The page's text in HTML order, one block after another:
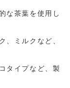
な茶葉を使用し
、ミルクなど、
タイプなど、製